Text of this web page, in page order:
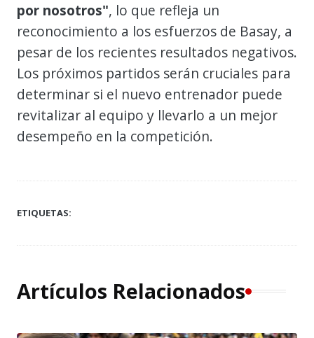
por nosotros", lo que refleja un
reconocimiento a los esfuerzos de Basay, a
pesar de los recientes resultados negativos.
Los próximos partidos serán cruciales para
determinar si el nuevo entrenador puede
revitalizar al equipo y llevarlo a un mejor
desempeño en la competición.
ETIQUETAS:
Artículos Relacionados